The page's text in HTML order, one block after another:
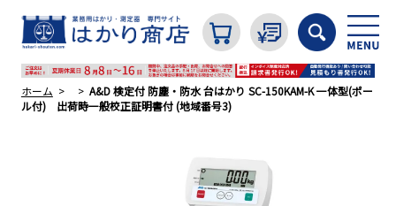
ホーム
A&D 検定付 防塵・防水 台はかり SC-150KAM-K 一体型(ポー
ル付) 出荷時一般校正証明書付 (地域番号3)